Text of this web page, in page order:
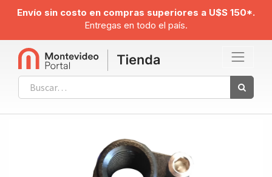
Envío sin costo en compras superiores a U$S 150*.
Entregas en todo el país.